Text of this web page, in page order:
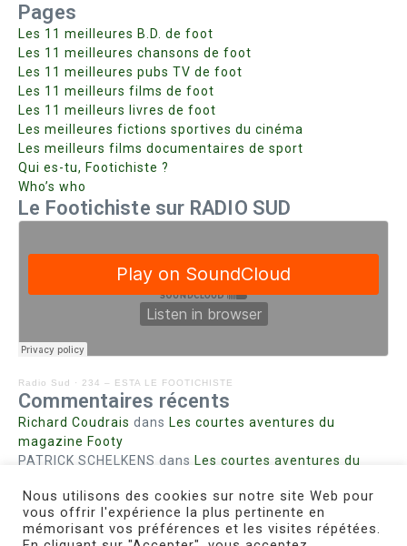
Pages
Les 11 meilleures B.D. de foot
Les 11 meilleures chansons de foot
Les 11 meilleures pubs TV de foot
Les 11 meilleurs films de foot
Les 11 meilleurs livres de foot
Les meilleures fictions sportives du cinéma
Les meilleurs films documentaires de sport
Qui es-tu, Footichiste ?
Who’s who
Le Footichiste sur RADIO SUD
Radio Sud · 234 – ESTA LE FOOTICHISTE
Commentaires récents
Richard Coudrais dans Les courtes aventures du
magazine Footy
PATRICK SCHELKENS dans Les courtes aventures du
Bohn fabiennedans Intrigues sanglantes à Mulhouse
Steph. RUTA dansLust for Nice
MIRMANDdansPieds agiles et champignons
Nous utilisons des cookies sur notre site Web pour
vous offrir l'expérience la plus pertinente en
mémorisant vos préférences et les visites répétées.